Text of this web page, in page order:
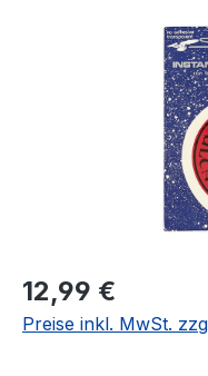
Regulärer Preis:
12,99 €
Preise inkl. MwSt.